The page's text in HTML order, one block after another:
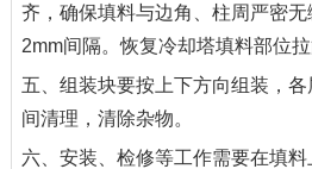
齐，确保填料与边角、柱周严密
2mm间隔。恢复冷却塔填料部位拉
五、组装块要按上下方向组装，
间清理，清除杂物。
六、安装、检修等工作需要在填